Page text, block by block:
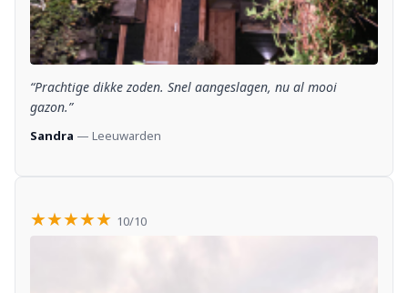
“Prachtige dikke zoden. Snel aangeslagen, nu al mooi
gazon.”
Sandra — Leeuwarden
★★★★★ 10/10